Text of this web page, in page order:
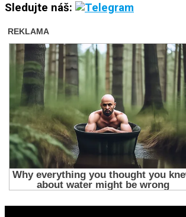
Sledujte náš: